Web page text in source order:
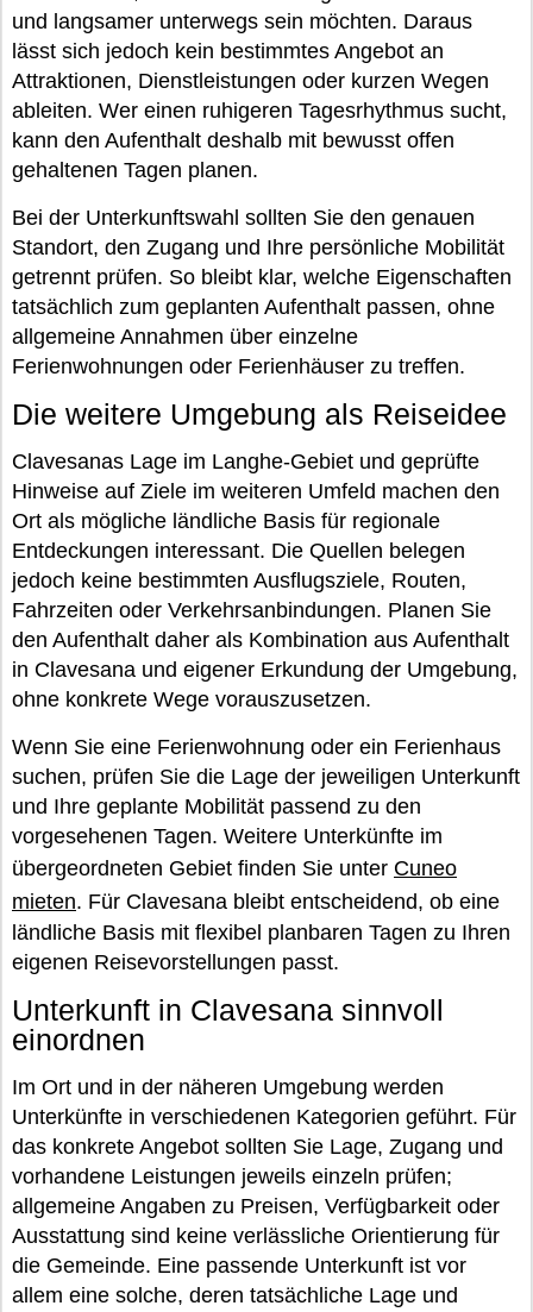
und langsamer unterwegs sein möchten. Daraus
lässt sich jedoch kein bestimmtes Angebot an
Attraktionen, Dienstleistungen oder kurzen Wegen
ableiten. Wer einen ruhigeren Tagesrhythmus sucht,
kann den Aufenthalt deshalb mit bewusst offen
gehaltenen Tagen planen.
Bei der Unterkunftswahl sollten Sie den genauen
Standort, den Zugang und Ihre persönliche Mobilität
getrennt prüfen. So bleibt klar, welche Eigenschaften
tatsächlich zum geplanten Aufenthalt passen, ohne
allgemeine Annahmen über einzelne
Ferienwohnungen oder Ferienhäuser zu treffen.
Die weitere Umgebung als Reiseidee
Clavesanas Lage im Langhe-Gebiet und geprüfte
Hinweise auf Ziele im weiteren Umfeld machen den
Ort als mögliche ländliche Basis für regionale
Entdeckungen interessant. Die Quellen belegen
jedoch keine bestimmten Ausflugsziele, Routen,
Fahrzeiten oder Verkehrsanbindungen. Planen Sie
den Aufenthalt daher als Kombination aus Aufenthalt
in Clavesana und eigener Erkundung der Umgebung,
ohne konkrete Wege vorauszusetzen.
Wenn Sie eine Ferienwohnung oder ein Ferienhaus
suchen, prüfen Sie die Lage der jeweiligen Unterkunft
und Ihre geplante Mobilität passend zu den
vorgesehenen Tagen. Weitere Unterkünfte im
übergeordneten Gebiet finden Sie unter Cuneo
mieten. Für Clavesana bleibt entscheidend, ob eine
ländliche Basis mit flexibel planbaren Tagen zu Ihren
eigenen Reisevorstellungen passt.
Unterkunft in Clavesana sinnvoll
einordnen
Im Ort und in der näheren Umgebung werden
Unterkünfte in verschiedenen Kategorien geführt. Für
das konkrete Angebot sollten Sie Lage, Zugang und
vorhandene Leistungen jeweils einzeln prüfen;
allgemeine Angaben zu Preisen, Verfügbarkeit oder
Ausstattung sind keine verlässliche Orientierung für
die Gemeinde. Eine passende Unterkunft ist vor
allem eine solche, deren tatsächliche Lage und